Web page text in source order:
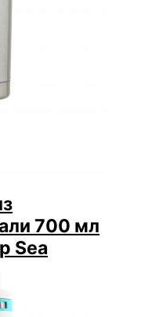
700 мл
Sea